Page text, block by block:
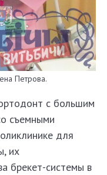
Петрова.
с большим
съемными
для
их
брекет-системы в